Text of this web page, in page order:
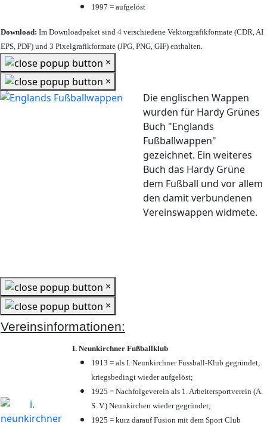
1997 = aufgelöst
Download: Im Downloadpaket sind 4 verschiedene Vektorgrafikformate (CDR, AI
EPS, PDF) und 3 Pixelgrafikformate (JPG, PNG, GIF) enthalten.
×
×
Die englischen Wappen
wurden für Hardy Grünes
Buch "Englands
Fußballwappen"
gezeichnet. Ein weiteres
Buch das Hardy Grüne
dem Fußball und vor allem
den damit verbundenen
Vereinswappen widmete.
×
×
Vereinsinformationen:
I. Neunkirchner Fußballklub
1913 = als I. Neunkirchner Fussball-Klub gegründet,
kriegsbedingt wieder aufgelöst;
1925 = Nachfolgeverein als 1. Arbeitersportverein (A.
S. V.) Neunkirchen wieder gegründet;
1925 = kurz darauf Fusion mit dem Sport Club